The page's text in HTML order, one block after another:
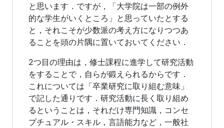
と思います．ですが，「大学院は一部の例外
的な学生がいくところ」と思っていたとする
と，それこそが少数派の考え方になりつつあ
ることを頭の片隅に置いておいてください．
2つ目の理由は，修士課程に進学して研究活動
をすることで，自らが鍛えられるからです．
これについては「卒業研究に取り組む意味」
で記した通りです．研究活動に長く取り組め
るということは，それだけ専門知識，コンセ
プチュアル・スキル，言語能力など，一般社